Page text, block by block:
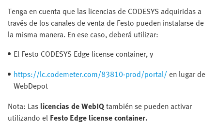
Tenga en cuenta que las licencias de CODESYS adquiridas a
través de los canales de venta de Festo pueden instalarse de
la misma manera. En ese caso, deberá utilizar:
El Festo CODESYS Edge license container, y
https://lc.codemeter.com/83810-prod/portal/ en lugar de
WebDepot
Nota: Las licencias de WebIQtambién se pueden activar
utilizando el Festo Edge license container.